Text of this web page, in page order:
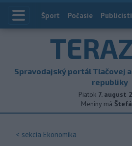
Index
Šport Počasie
Spravodajský portál Tlačovej
republiky
Piatok 7. august
Meniny má
< sekcia Ekonomika